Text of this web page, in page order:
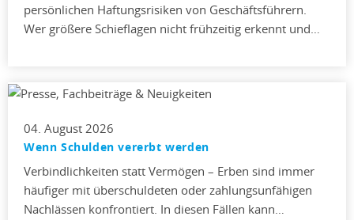
persönlichen Haftungsrisiken von Geschäftsführern.
Wer größere Schieflagen nicht frühzeitig erkennt und…
04. August 2026
Wenn Schulden vererbt werden
Verbindlichkeiten statt Vermögen – Erben sind immer
häufiger mit überschuldeten oder zahlungsunfähigen
Nachlässen konfrontiert. In diesen Fällen kann…